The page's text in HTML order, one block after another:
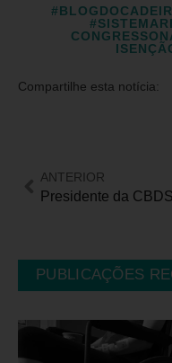
Compartilhe esta notícia:
ANTERIOR
PUBLICAÇÕES